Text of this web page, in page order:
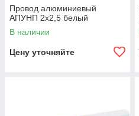
Провод алюминиевый
АПУНП 2х2,5 белый
В наличии
Цену уточняйте